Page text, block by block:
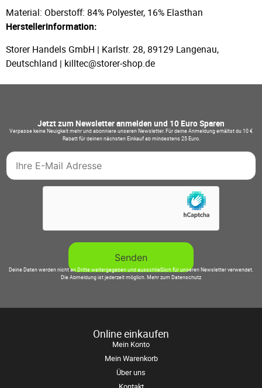
Material: Oberstoff: 84% Polyester, 16% Elasthan
Herstellerinformation:
Storer Handels GmbH | Karlstr. 28, 89129 Langenau,
Deutschland | killtec@storer-shop.de
Jetzt zum Newsletter anmelden und 10 Euro Sparen
Verpasse keine Neuigkeit mehr und abonniere unseren Newsletter. Für deine Anmeldung erhältst du 10 €
Rabatt für deinen nächsten Einkauf ab mindestens 25 Euro.
Deine Daten werden nicht an Dritte weitergegeben und ausschließlich für unseren Newsletter verwendet.
Die Abmeldung ist jederzeit möglich. Mehr zum Datenschutz
Online einkaufen
Mein Konto
Mein Warenkorb
Über uns